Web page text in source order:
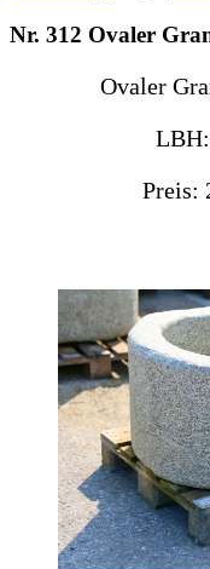
Nr. 312 Ovaler
Ovaler
Preis: